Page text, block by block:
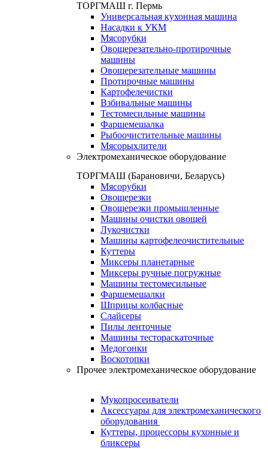
ТОРГМАШ г. Пермь
Универсальная кухонная машина
Насадки к УКМ
Мясорубки
Овощерезательно-протирочные
машины
Овощерезательные машины
Протирочные машины
Картофелечистки
Взбивальные машины
Тестомесильные машины
Фаршемешалка
Рыбоочистительные машины
Мясорыхлители
Электромеханическое оборудование
ТОРГМАШ (Барановичи, Беларусь)
Мясорубки
Овощерезки
Овощерезки промышленные
Машины очистки овощей
Лукочистки
Машины картофелеочистительные
Куттеры
Миксеры планетарные
Миксеры ручные погружные
Машины тестомесильные
Фаршемешалки
Шприцы колбасные
Слайсеры
Пилы ленточные
Машины тестораскаточные
Медогонки
Воскотопки
Прочее электромеханическое оборудование
Мукопросеиватели
Аксессуары для электромеханического
оборудования
Куттеры, процессоры кухонные и
бликсеры